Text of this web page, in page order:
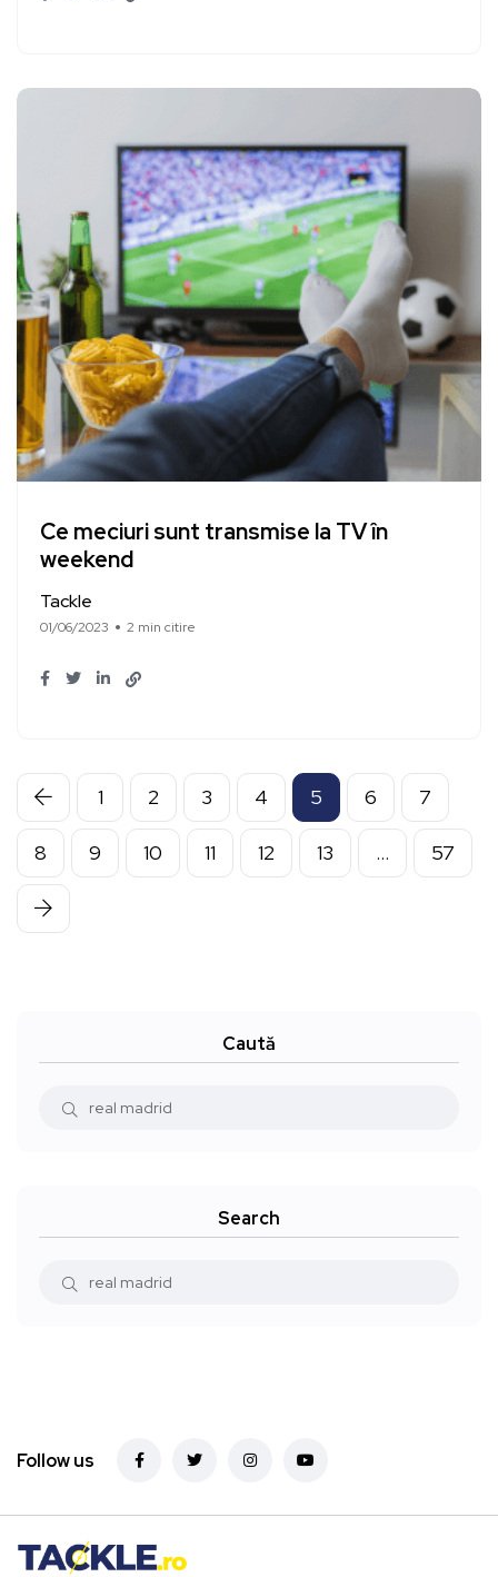
Ce meciuri sunt transmise la TV în
weekend
Tackle
01/06/2023 2 min citire
1 2 3 4 5 6 7
8 9 10 11 12 13 … 57
Caută
Search
Follow us